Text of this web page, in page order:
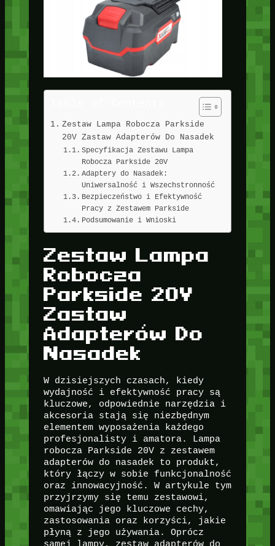
Zestaw Lampa Robocza Parkside
20V Zastaw Adapterów Do Nasadek
Specyfikacja Zestawu Lampa
Robocza Parkside 20V
Adaptery do Nasadek:
Uniwersalność i Wszechstronność
Bezpieczeństwo i Efektywność
Pracy z Zestawem Parkside
Podsumowanie i Wnioski
Zestaw Lampa
Robocza
Parkside 20V
Zastaw
Adapterów Do
Nasadek
W dzisiejszych czasach, kiedy
wydajność i efektywność pracy są
kluczowe, odpowiednie narzędzia i
akcesoria stają się niezbędnym
elementem wyposażenia każdego
profesjonalisty i amatora. Lampa
robocza Parkside 20V z zestawem
adapterów do nasadek to produkt,
który łączy w sobie funkcjonalność
oraz innowacyjność. W artykule tym
przyjrzymy się temu zestawowi,
omawiając jego kluczowe cechy,
zastosowania oraz korzyści, jakie
płyną z jego używania. Oprócz